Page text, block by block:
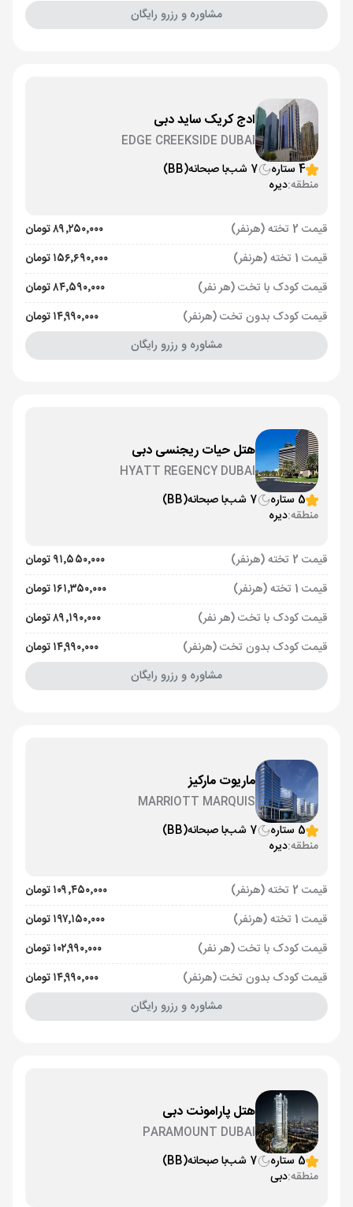
مشاوره و رزرو رایگان
ادج کریک ساید دبی
EDGE CREEKSIDE DUBAI
4 ستاره
7 شب با صبحانه(BB)
منطقه:دیره
قیمت 2 تخته (هرنفر)
۸۹٬۲۵۰٬۰۰۰ تومان
قیمت 1 تخته (هرنفر)
۱۵۶٬۶۹۰٬۰۰۰ تومان
قیمت کودک با تخت (هر نفر)
۸۴٬۵۹۰٬۰۰۰ تومان
قیمت کودک بدون تخت (هرنفر)
۱۴٬۹۹۰٬۰۰۰ تومان
مشاوره و رزرو رایگان
هتل حیات ریجنسی دبی
HYATT REGENCY DUBAI
5 ستاره
7 شب با صبحانه(BB)
منطقه:دیره
قیمت 2 تخته (هرنفر)
۹۱٬۵۵۰٬۰۰۰ تومان
قیمت 1 تخته (هرنفر)
۱۶۱٬۳۵۰٬۰۰۰ تومان
قیمت کودک با تخت (هر نفر)
۸۹٬۱۹۰٬۰۰۰ تومان
قیمت کودک بدون تخت (هرنفر)
۱۴٬۹۹۰٬۰۰۰ تومان
مشاوره و رزرو رایگان
ماریوت مارکیز
MARRIOTT MARQUIS
5 ستاره
7 شب با صبحانه(BB)
منطقه:دیره
قیمت 2 تخته (هرنفر)
۱۰۹٬۴۵۰٬۰۰۰ تومان
قیمت 1 تخته (هرنفر)
۱۹۷٬۱۵۰٬۰۰۰ تومان
قیمت کودک با تخت (هر نفر)
۱۰۲٬۹۹۰٬۰۰۰ تومان
قیمت کودک بدون تخت (هرنفر)
۱۴٬۹۹۰٬۰۰۰ تومان
مشاوره و رزرو رایگان
هتل پارامونت دبی
PARAMOUNT DUBAI
5 ستاره
7 شب با صبحانه(BB)
منطقه:دبی